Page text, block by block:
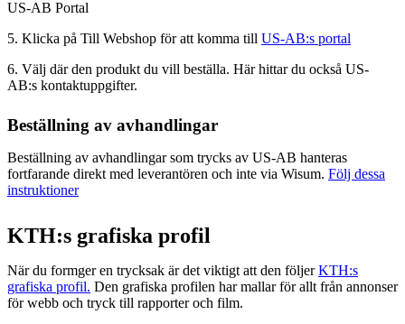
US-AB Portal
5. Klicka på Till Webshop för att komma till US-AB:s portal
6. Välj där den produkt du vill beställa. Här hittar du också US-
AB:s kontaktuppgifter.
Beställning av avhandlingar
Beställning av avhandlingar som trycks av US-AB hanteras
fortfarande direkt med leverantören och inte via Wisum. Följ dessa
instruktioner
KTH:s grafiska profil
När du formger en trycksak är det viktigt att den följerKTH:s
grafiska profil. Den grafiska profilen har mallar för allt från annonser
för webb och tryck till rapporter och film.